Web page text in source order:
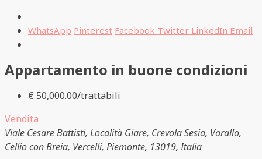
WhatsApp Pinterest Facebook Twitter LinkedIn Email
Appartamento in buone condizioni
€ 50,000.00/trattabili
Vendita
Viale Cesare Battisti, Località Giare, Crevola Sesia, Varallo,
Cellio con Breia, Vercelli, Piemonte, 13019, Italia